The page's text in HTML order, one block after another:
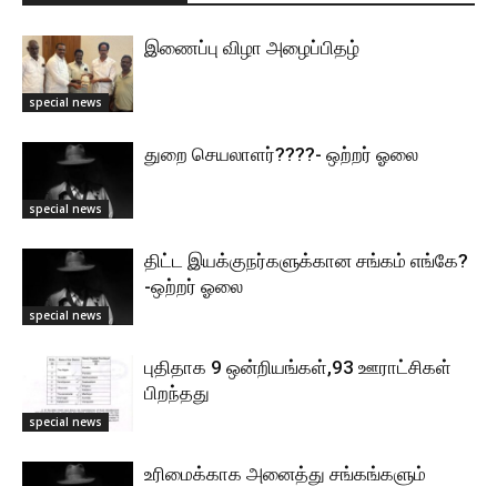
special news
இணைப்பு விழா அழைப்பிதழ்
special news
துறை செயலாளர்????- ஒற்றர் ஓலை
special news
திட்ட இயக்குநர்களுக்கான சங்கம் எங்கே?
-ஒற்றர் ஓலை
special news
புதிதாக 9 ஒன்றியங்கள்,93 ஊராட்சிகள்
பிறந்தது
உரிமைக்காக அனைத்து சங்கங்களும்